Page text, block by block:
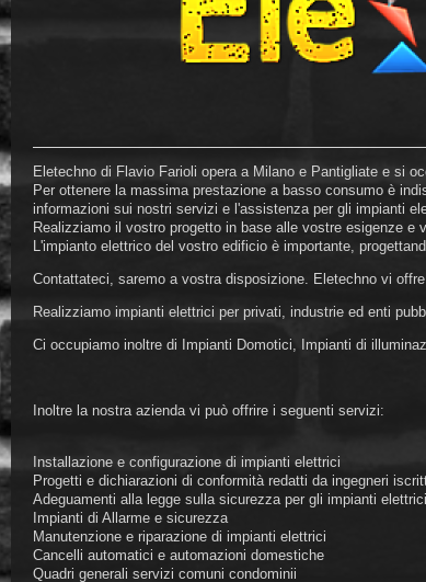
Eletechno di Flavio Farioli opera a Milano e Pantigliate e si
Per ottenere la massima prestazione a basso consumo è
informazioni sui nostri servizi e l'assistenza per gli impianti
Realizziamo il vostro progetto in base alle vostre esigenze e
L'impianto elettrico del vostro edificio è importante,
Contattateci, saremo a vostra disposizione. Eletechno vi
Realizziamo impianti elettrici per privati, industrie ed enti
Ci occupiamo inoltre di Impianti Domotici, Impianti di
Inoltre la nostra azienda vi può offrire i seguenti servizi:
Installazione e configurazione di impianti elettrici
Progetti e dichiarazioni di conformità redatti da ingegneri
Adeguamenti alla legge sulla sicurezza per gli impianti elettrici
Impianti di Allarme e sicurezza
Manutenzione e riparazione di impianti elettrici
Cancelli automatici e automazioni domestiche
Quadri generali servizi comuni condominii